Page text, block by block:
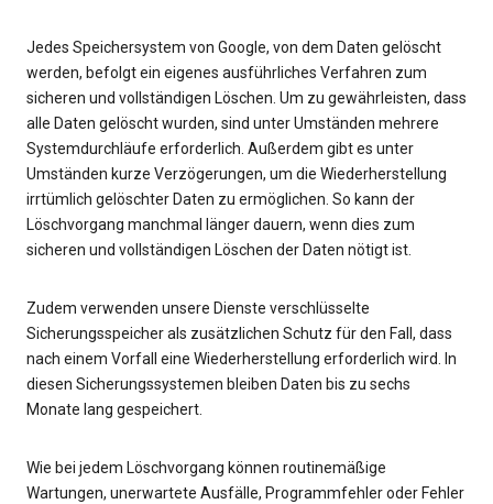
Jedes Speichersystem von Google, von dem Daten gelöscht
werden, befolgt ein eigenes ausführliches Verfahren zum
sicheren und vollständigen Löschen. Um zu gewährleisten, dass
alle Daten gelöscht wurden, sind unter Umständen mehrere
Systemdurchläufe erforderlich. Außerdem gibt es unter
Umständen kurze Verzögerungen, um die Wiederherstellung
irrtümlich gelöschter Daten zu ermöglichen. So kann der
Löschvorgang manchmal länger dauern, wenn dies zum
sicheren und vollständigen Löschen der Daten nötigt ist.
Zudem verwenden unsere Dienste verschlüsselte
Sicherungsspeicher als zusätzlichen Schutz für den Fall, dass
nach einem Vorfall eine Wiederherstellung erforderlich wird. In
diesen Sicherungssystemen bleiben Daten bis zu sechs
Monate lang gespeichert.
Wie bei jedem Löschvorgang können routinemäßige
Wartungen, unerwartete Ausfälle, Programmfehler oder Fehler